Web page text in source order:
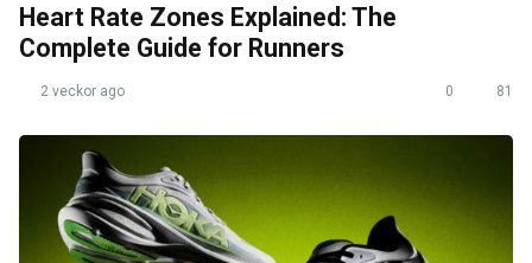
Heart Rate Zones Explained: The
Complete Guide for Runners
2 veckor ago 0 81